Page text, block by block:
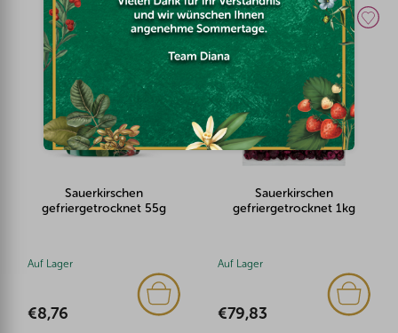
Sauerkirschen
gefriergetrocknet 55g
Auf Lager
€8,76
Sauerkirschen
gefriergetrocknet 1kg
Auf Lager
€79,83